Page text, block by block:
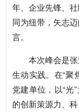
年、企业先锋、
同为纽带，矢志
言。
本次峰会是
生动实践。在“聚
党建单位，以“光
的创新策源力、